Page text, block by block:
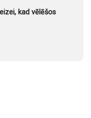
kad vēlēšos